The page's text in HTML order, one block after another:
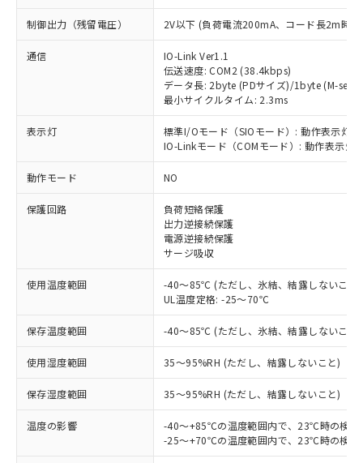
制御出力（残留電圧） 2V以下 (負荷電流200mA、コード長2m時)
通信
IO-Link Ver1.1
伝送速度: COM2 (38.4kbps)
データ長: 2byte (PDサイズ)/1byte (M-
最小サイクルタイム: 2.3ms
表示灯
標準I/Oモード（SIOモード）: 動作表示灯(
IO-Linkモード（COMモード）: 動作表示
動作モード NO
保護回路
負荷短絡保護
出力逆接続保護
電源逆接続保護
サージ吸収
使用温度範囲
-40～85℃ (ただし、氷結、結露しないこと)
UL温度定格: -25～70℃
保存温度範囲 -40～85℃ (ただし、氷結、結露しないこと)
使用湿度範囲 35～95%RH (ただし、結露しないこと)
保存湿度範囲 35～95%RH (ただし、結露しないこと)
温度の影響
-40～+85℃の温度範囲内で、23℃時の検
-25～+70℃の温度範囲内で、23℃時の検
ご利用条件
以下の条件をお読みいただき、同意のうえ
ご利用ください。
本サービスは、当社制御機器事業取扱
商品の当社在庫状況および標準価格
(税抜)を提供させていただくもので
当社制御機器事業取扱商品の中には、
対応済み：EU RoHS指令（10物質）の
非含有に対応した製品が提供可能な商品で
有に対応した製品に切り替える予定のある
対応予定なし：EU RoHS指令（10物質）の
非含有に非対応の商品で、対応品を出す予
定はありません。
調査・確認中：EU RoHS指令（10物質）の
非含有の対応状況を調査中または確認中の
非該当品：ライセンス料など無形物で、有
害物質有無と関係のない商品です。
※1 中国RoHS○×表
「○」：最大均質材料含有率が中国RoHSの
基準値以下であることを示します。